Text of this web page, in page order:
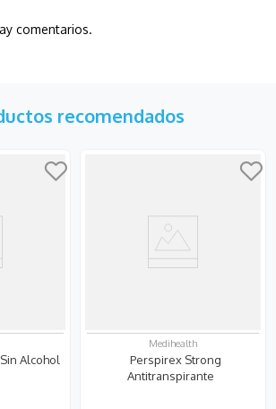
comentarios.
recomendados
Alcohol
Medihealth
Perspirex Strong
Antitranspirante